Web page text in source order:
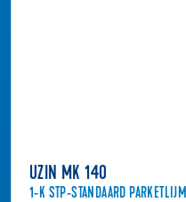
UZIN MK 140
1-K STP-STANDAARD PARKETLIJM